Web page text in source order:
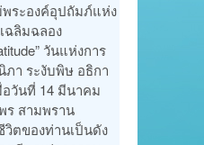
ระองค์อุปถัมภ์แห่ง
ฉลิมฉลอง
วันแห่งการ
า ระงับพิษ อธิกา
วันที่ 14 มีนาคม
ร สามพราน
ตของท่านเป็นดัง